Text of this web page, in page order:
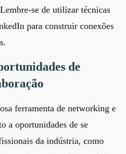
se de utilizar técnicas
para construir conexões
de
ferramenta de networking e
a oportunidades de se
da indústria, como